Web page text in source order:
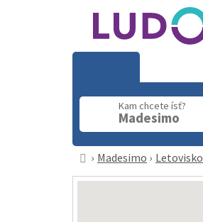
Kam chcete ísť?
Madesimo
Madesimo Letovisko